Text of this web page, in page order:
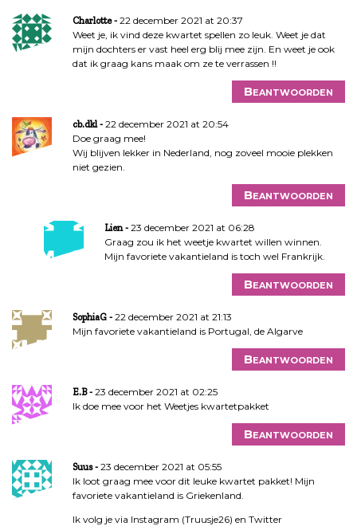
Charlotte
22 december 2021 at 20:37
Weet je, ik vind deze kwartet spellen zo leuk. Weet je dat
mijn dochters er vast heel erg blij mee zijn. En weet je ook
dat ik graag kans maak om ze te verrassen !!
Beantwoorden
cb.dkl
22 december 2021 at 20:54
Doe graag mee!
Wij blijven lekker in Nederland, nog zoveel mooie plekken
niet gezien.
Beantwoorden
Lien
23 december 2021 at 06:28
Graag zou ik het weetje kwartet willen winnen.
Mijn favoriete vakantieland is toch wel Frankrijk.
Beantwoorden
SophiaG
22 december 2021 at 21:13
Mijn favoriete vakantieland is Portugal, de Algarve
Beantwoorden
E.B
23 december 2021 at 02:25
Ik doe mee voor het Weetjes kwartetpakket
Beantwoorden
Suus
23 december 2021 at 05:55
Ik loot graag mee voor dit leuke kwartet pakket! Mijn
favoriete vakantieland is Griekenland.
Ik volg je via Instagram (Truusje26) en Twitter